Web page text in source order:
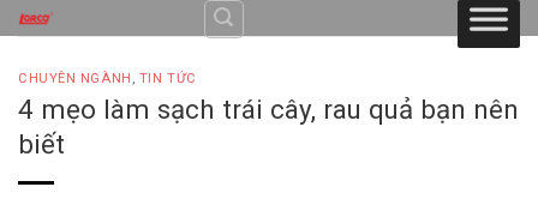
Skip
to
content
CHUYÊN NGÀNH , TIN TỨC
4 mẹo làm sạch trái cây, rau quả bạn nên
biết